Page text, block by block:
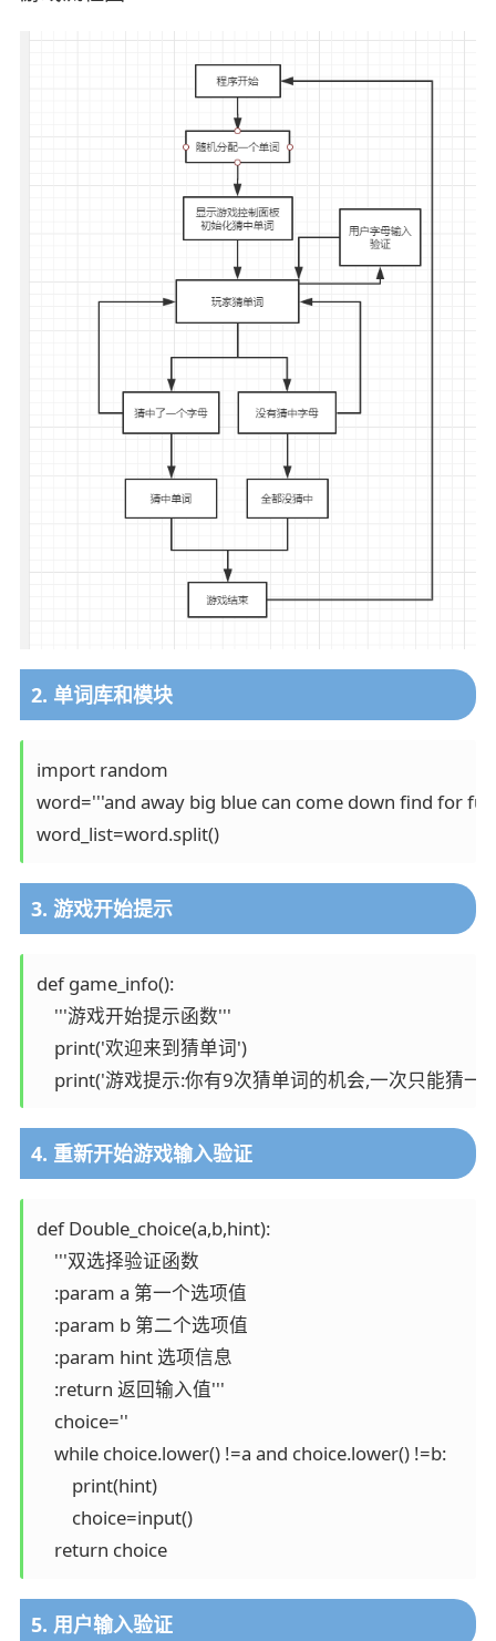
2. 单词库和模块
import random
word='''and away big blue can come down find for
word_list=word.split()
3. 游戏开始提示
def game_info():
    '''游戏开始提示函数'''
    print('欢迎来到猜单词')
4. 重新开始游戏输入验证
def Double_choice(a,b,hint):
'''双选择验证函数
:param a 第一个选项值
:param b 第二个选项值
:param hint 选项信息
:return 返回输入值'''
choice=''
while choice.lower() !=a and choice.lower() !=b:
print(hint)
choice=input()
return choice
5. 用户输入验证